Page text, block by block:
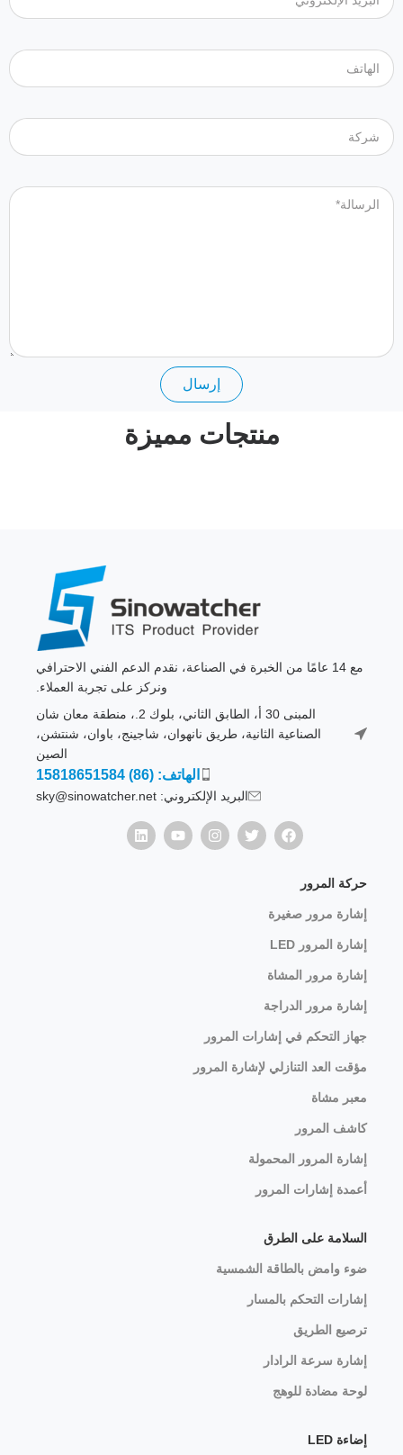
إرسال
منتجات مميزة
مع 14 عامًا من الخبرة في الصناعة، نقدم الدعم الفني الاحترافي
ونركز على تجربة العملاء.
المبنى 30 أ، الطابق الثاني، بلوك 2.، منطقة معان شان
الصناعية الثانية، طريق نانهوان، شاجينج، باوان، شنتشن،
الصين
الهاتف: (86) 15818651584
البريد الإلكتروني: sky@sinowatcher.net
حركة المرور
إشارة مرور صغيرة
إشارة المرور LED
إشارة مرور المشاة
إشارة مرور الدراجة
جهاز التحكم في إشارات المرور
مؤقت العد التنازلي لإشارة المرور
معبر مشاة
كاشف المرور
إشارة المرور المحمولة
أعمدة إشارات المرور
السلامة على الطرق
ضوء وامض بالطاقة الشمسية
إشارات التحكم بالمسار
ترصيع الطريق
إشارة سرعة الرادار
لوحة مضادة للوهج
إضاءة LED